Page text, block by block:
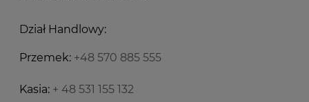
Dział Handlowy:
Przemek: +48 570 885 555
Kasia: + 48 531 155 132